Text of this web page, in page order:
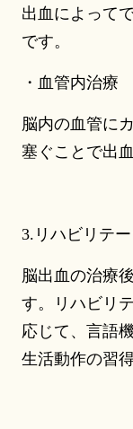
出血によって
です。
・血管内治療
脳内の血管に
塞ぐことで出
3.リハビリテ
脳出血の治療
す。リハビリ
応じて、言語
生活動作の習